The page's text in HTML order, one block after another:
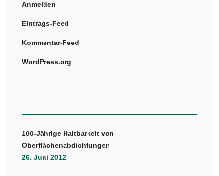
Anmelden
Eintrags-Feed
Kommentar-Feed
WordPress.org
100-Jährige Haltbarkeit von
Oberflächenabdichtungen
26. Juni 2012